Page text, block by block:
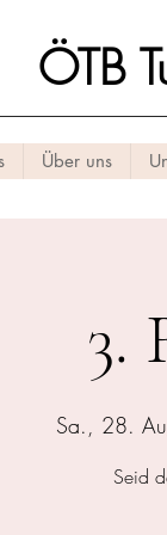
ÖTB
Über uns
3.
Sa., 28.
Seid